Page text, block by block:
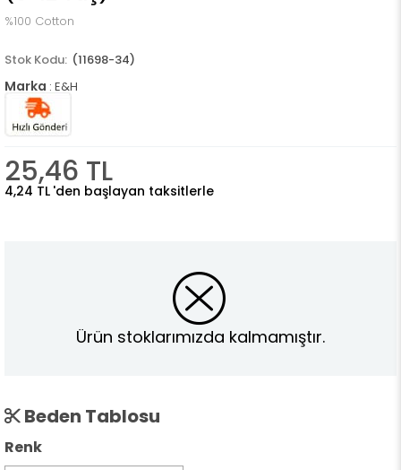
%100 Cotton
(11698-34)
Marka : E&H
25,46 TL
4,24 TL 'den başlayan taksitlerle
Ürün stoklarımızda kalmamıştır.
Beden Tablosu
Renk